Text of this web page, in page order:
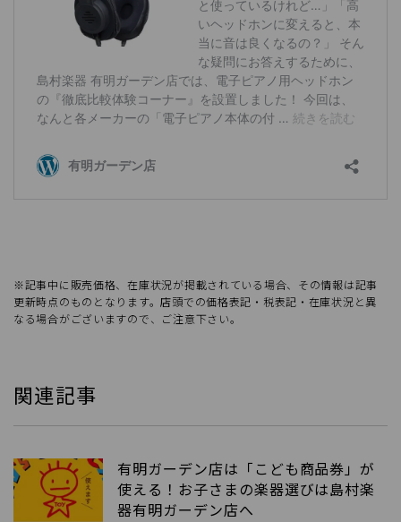
※記事中に販売価格、在庫状況が掲載されている場合、その情報は記事
更新時点のものとなります。店頭での価格表記・税表記・在庫状況と異
なる場合がございますので、ご注意下さい。
関連記事
有明ガーデン店は「こども商品券」が
使える！お子さまの楽器選びは島村楽
器有明ガーデン店へ